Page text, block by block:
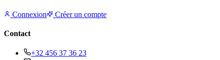
Connexion Créer un compte
Contact
+32 456 37 36 23